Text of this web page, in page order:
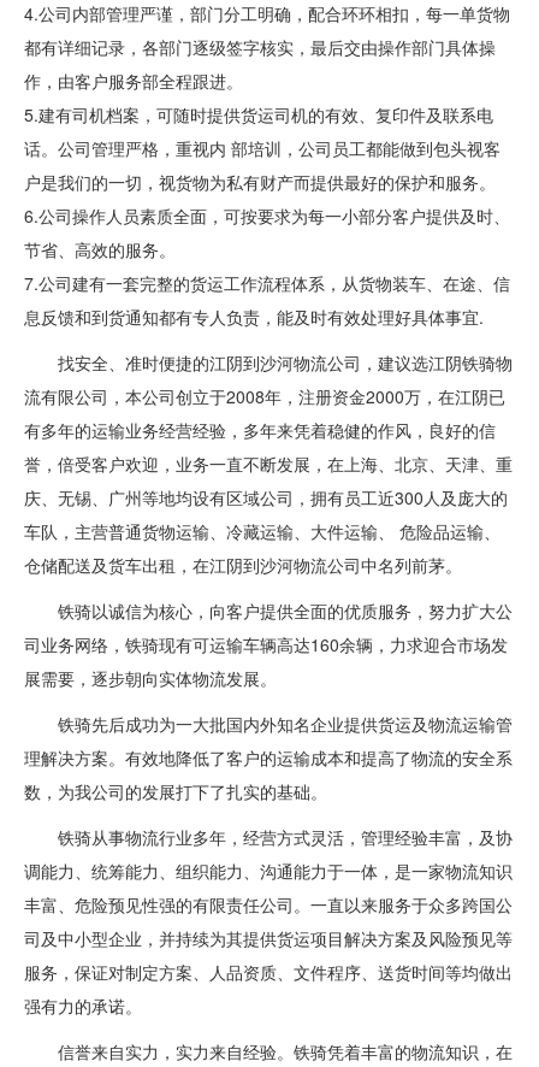
4.公司内部管理严谨，部门分工明确，配合环环相扣，每一单货物
都有详细记录，各部门逐级签字核实，最后交由操作部门具体操
作，由客户服务部全程跟进。
5.建有司机档案，可随时提供货运司机的有效、复印件及联系电
话。公司管理严格，重视内 部培训，公司员工都能做到包头视客
户是我们的一切，视货物为私有财产而提供最好的保护和服务。
6.公司操作人员素质全面，可按要求为每一小部分客户提供及时、
节省、高效的服务。
7.公司建有一套完整的货运工作流程体系，从货物装车、在途、信
息反馈和到货通知都有专人负责，能及时有效处理好具体事宜.
找安全、准时便捷的江阴到沙河物流公司，建议选江阴铁骑物
流有限公司，本公司创立于2008年，注册资金2000万，在江阴已
有多年的运输业务经营经验，多年来凭着稳健的作风，良好的信
誉，倍受客户欢迎，业务一直不断发展，在上海、北京、天津、重
庆、无锡、广州等地均设有区域公司，拥有员工近300人及庞大的
车队，主营普通货物运输、冷藏运输、大件运输、 危险品运输、
仓储配送及货车出租，在江阴到沙河物流公司中名列前茅。
铁骑以诚信为核心，向客户提供全面的优质服务，努力扩大公
司业务网络，铁骑现有可运输车辆高达160余辆，力求迎合市场发
展需要，逐步朝向实体物流发展。
铁骑先后成功为一大批国内外知名企业提供货运及物流运输管
理解决方案。有效地降低了客户的运输成本和提高了物流的安全系
数，为我公司的发展打下了扎实的基础。
铁骑从事物流行业多年，经营方式灵活，管理经验丰富，及协
调能力、统筹能力、组织能力、沟通能力于一体，是一家物流知识
丰富、危险预见性强的有限责任公司。一直以来服务于众多跨国公
司及中小型企业，并持续为其提供货运项目解决方案及风险预见等
服务，保证对制定方案、人品资质、文件程序、送货时间等均做出
强有力的承诺。
信誉来自实力，实力来自经验。铁骑凭着丰富的物流知识，在